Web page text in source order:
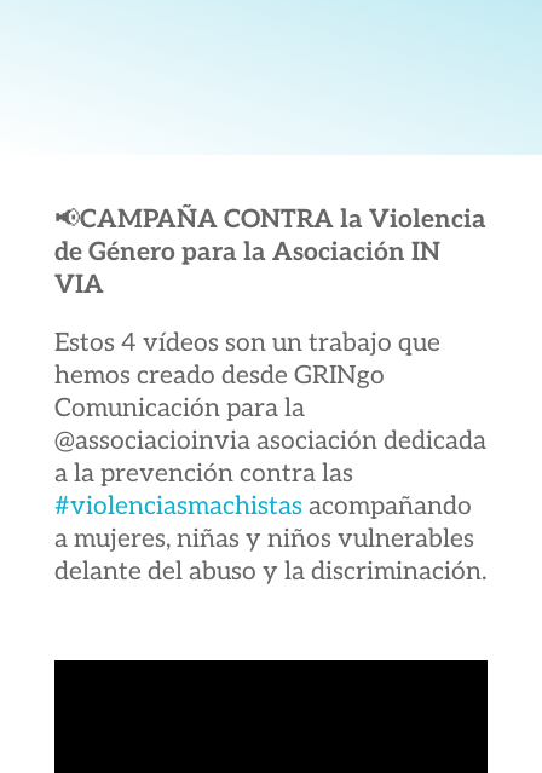
📢CAMPAÑA CONTRA la Violencia
de Género para la Asociación IN
VIA
Estos 4 vídeos son un trabajo que
hemos creado desde GRINgo
Comunicación para la
@associacioinvia asociación dedicada
a la prevención contra las
#violenciasmachistasacompañando
a mujeres, niñas y niños vulnerables
delante del abuso y la discriminación.